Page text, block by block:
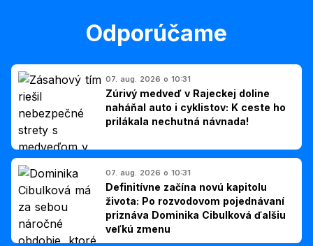
Odporúčame
07. aug. 2026 o 10:31
Zúrivý medveď v Rajeckej doline
naháňal auto i cyklistov: K ceste ho
prilákala nechutná návnada!
07. aug. 2026 o 10:31
Definitívne začína novú kapitolu
života: Po rozvodovom pojednávaní
priznáva Dominika Cibulková ďalšiu
veľkú zmenu